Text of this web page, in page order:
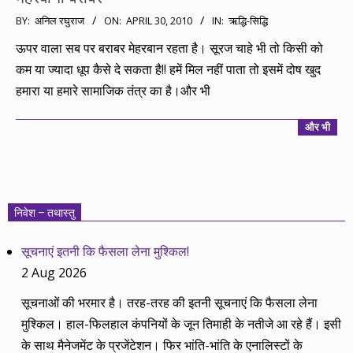
2010-
BY: अनिल रघुराज ON: APRIL 30, 2010 IN: ऋद्धि-सिद्धि
ऊपर वाला सब पर बराबर मेहरबान रहता है। सूरज चाहे भी तो किसी को
कम या ज्यादा धूप कैसे दे सकता है!! हमें मिल नहीं पाता तो इसमें दोष खुद
हमारा या हमारे सामाजिक तंत्र का है।और भी
और भी
निवेश – तथास्तु
सूचनाएं इतनी कि फैसला लेना मुश्किल!
2 Aug 2026
सूचनाओं की भरमार है। तरह-तरह की इतनी सूचनाएं कि फैसला लेना
मुश्किल। हाल-फिलहाल कंपनियों के जून तिमाही के नतीजे आ रहे हैं। इसी
के साथ मैनेजमेंट के प्रजेंटेशन। फिर भांति-भांति के एनालिस्टों के